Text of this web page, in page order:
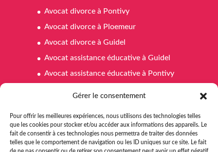
Gérer le consentement
Pour offrir les meilleures expériences, nous utilisons des technologies telles
que les cookies pour stocker et/ou accéder aux informations des appareils. Le
fait de consentir à ces technologies nous permettra de traiter des données
telles que le comportement de navigation ou les ID uniques sur ce site. Le fait
Avocat divorce à Pontivy
Avocat divorce à Ploemeur
Avocat divorce à Guidel
Avocat assistance éducative à Guidel
Avocat assistance éducative à Pontivy
Avocat affaires familiales à Ploemeur
Avocat affaires familiales à Guidel